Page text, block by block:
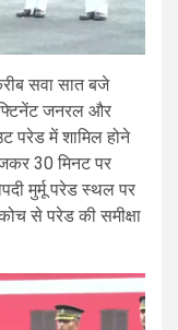
सवा सात बजे
जनरल और
परेड में शामिल होने
30 मिनट पर
मुर्मू परेड स्थल पर
से परेड की समीक्षा